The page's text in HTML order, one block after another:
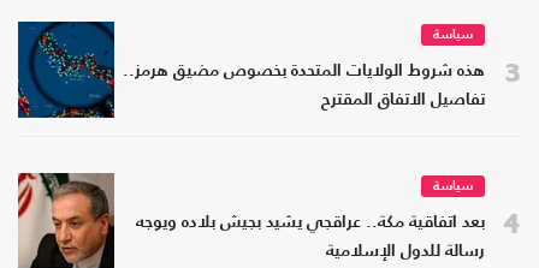
3
سياسة
هذه شروط الولايات المتحدة بخصوص مضيق هرمز..
تفاصيل الاتفاق المقترح
4
سياسة
بعد اتفاقية مكة.. عراقجي يشيد بجيش بلاده ويوجه
رسالة للدول الإسلامية